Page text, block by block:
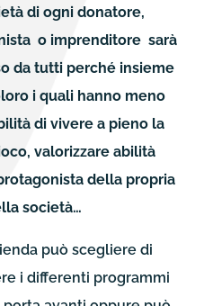
di ogni donatore,
o imprenditore sarà
da tutti perché insieme
i quali hanno meno
di vivere a pieno la
valorizzare abilità
della propria
società…
può scegliere di
i differenti programmi